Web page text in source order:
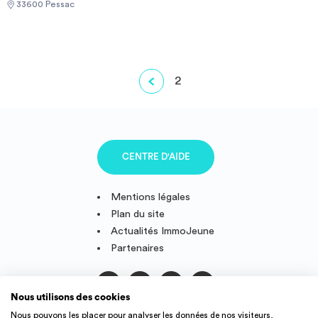
couette et oreillers fournis), salle d'eau avec douche, kitchenette
qu’un un local 2 roues, une laverie (avec système de jetons),
tram B qui vous emmènera en 15 minutes sur le campus
universitaire (université Bordeaux 3 et 4, IUT de bordeaux 1,
KEDGE, KREMI…) A moins de 15 minutes à pieds du Géant
Casino de la zone de Pessac Bersol avec ses galeries. Avec ses
pourra subvenir à vos besoins.
33600 Pessac
2
Mentions légales
Plan du site
Actualités ImmoJeune
Partenaires
CENTRE D'AIDE
Suivez-nous
Nous utilisons des cookies
Nous pouvons les placer pour analyser les données de nos visiteurs,